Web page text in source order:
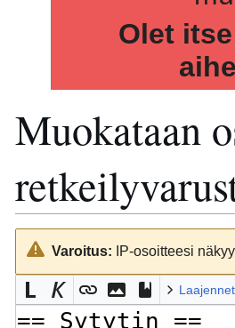
Olet
Muokataan
Siirry
navigaatioon
Siirry
hakuunVaroitus: IP-osoitteesi